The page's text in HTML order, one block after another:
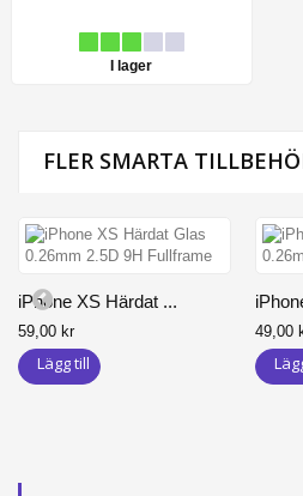
I lager
FLER SMARTA
iPhone XS Härdat ...
59,00 kr
Lägg till
49,00